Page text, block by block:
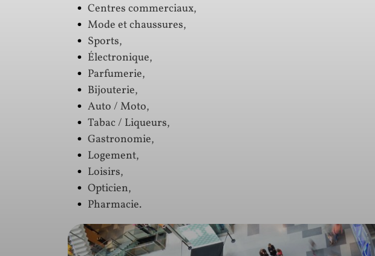
Centres commerciaux,
Mode et chaussures,
Sports,
Électronique,
Parfumerie,
Bijouterie,
Auto / Moto,
Tabac / Liqueurs,
Gastronomie,
Logement,
Loisirs,
Opticien,
Pharmacie.